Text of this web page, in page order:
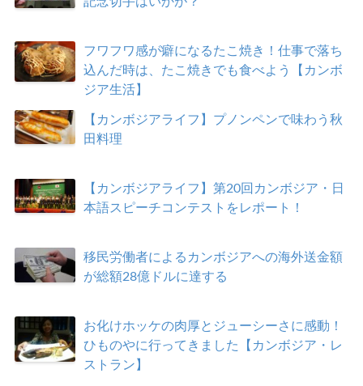
フワフワ感が癖になるたこ焼き！仕事で落ち
込んだ時は、たこ焼きでも食べよう【カンボ
ジア生活】
【カンボジアライフ】プノンペンで味わう秋
田料理
【カンボジアライフ】第20回カンボジア・日
本語スピーチコンテストをレポート！
移民労働者によるカンボジアへの海外送金額
が総額28億ドルに達する
お化けホッケの肉厚とジューシーさに感動！
ひものやに行ってきました【カンボジア・レ
ストラン】